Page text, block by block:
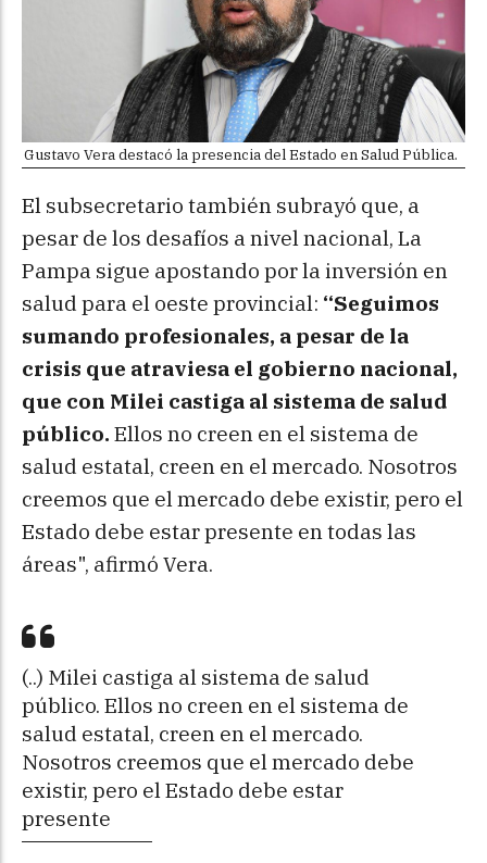
Gustavo Vera destacó la presencia del Estado en Salud Pública.
El subsecretario también subrayó que, a
pesar de los desafíos a nivel nacional, La
Pampa sigue apostando por la inversión en
salud para el oeste provincial: “Seguimos
sumando profesionales, a pesar de la
crisis que atraviesa el gobierno nacional,
que con Milei castiga al sistema de salud
público. Ellos no creen en el sistema de
salud estatal, creen en el mercado. Nosotros
creemos que el mercado debe existir, pero el
Estado debe estar presente en todas las
áreas", afirmó Vera.
(..) Milei castiga al sistema de salud
público. Ellos no creen en el sistema de
salud estatal, creen en el mercado.
Nosotros creemos que el mercado debe
existir, pero el Estado debe estar
presente